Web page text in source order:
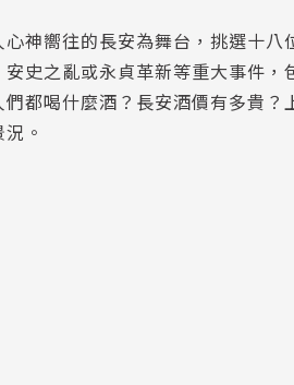
神嚮往的長安為舞台，挑選十八
史之亂或永貞革新等重大事件，
都喝什麼酒？長安酒價有多貴？
。